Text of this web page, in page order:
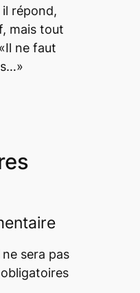
répond,
mais tout
ne faut
sera pas